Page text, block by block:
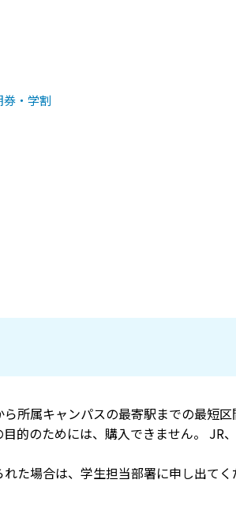
券・学割
所属キャンパスの最寄駅までの最短
的のためには、購入できません。
た場合は、学生担当部署に申し出てく